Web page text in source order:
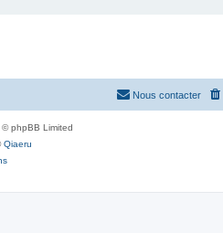
Nous contacter
phpBB Limited
Qiaeru